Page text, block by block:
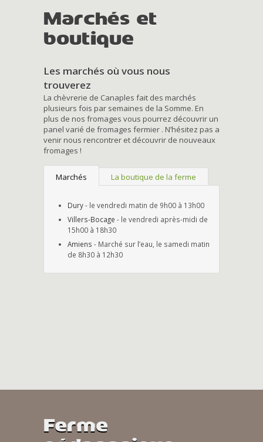
Marchés et
boutique
Les marchés où vous nous
trouverez
La chèvrerie de Canaples fait des marchés
plusieurs fois par semaines de la Somme. En
plus de nos fromages vous pourrez découvrir un
panel varié de fromages fermier . N’hésitez pas a
venir nous rencontrer et découvrir de nouveaux
fromages !
Marchés La boutique de la ferme
Dury- le vendredi matin de 9h00 à 13h00
Villers-Bocage - le vendredi après-midi de
15h00 à 18h30
Amiens - Marché sur l’eau, le samedi matin
de 8h30 à 12h30
Ferme